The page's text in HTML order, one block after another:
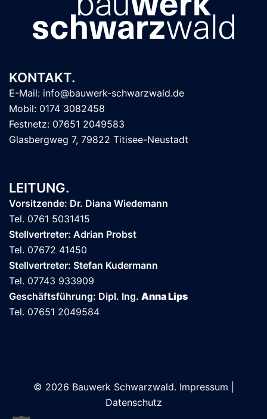
KONTAKT.
E-Mail: info@bauwerk-schwarzwald.de
Mobil: 0174 3082458
Festnetz: 07651 2049583
Glasbergweg 7, 79822 Titisee-Neustadt
LEITUNG.
Vorsitzende: Dr. Diana Wiedemann
Tel. 0761 5031415
Stellvertreter: Adrian Probst
Tel. 07672 41450
Stellvertreter: Stefan Kudermann
Tel. 07743 933909
Geschäftsführung: Dipl. Ing. Anna Lips
Tel. 07651 2049584
© 2026 Bauwerk Schwarzwald. Impressum
Datenschutz